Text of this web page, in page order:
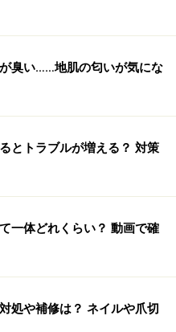
臭い……地肌の匂いが気にな
とトラブルが増える？ 対策
一体どれくらい？ 動画で確
処や補修は？ ネイルや爪切